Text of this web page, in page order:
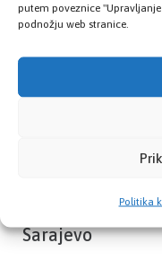
putem poveznice
podnožju web stranice.
Politika
Zavod
Sarajevo